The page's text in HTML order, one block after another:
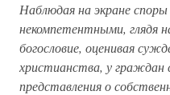
Наблюдая на экране
некомпетентными, глядя
богословие, оценивая
христианства, у
представления о